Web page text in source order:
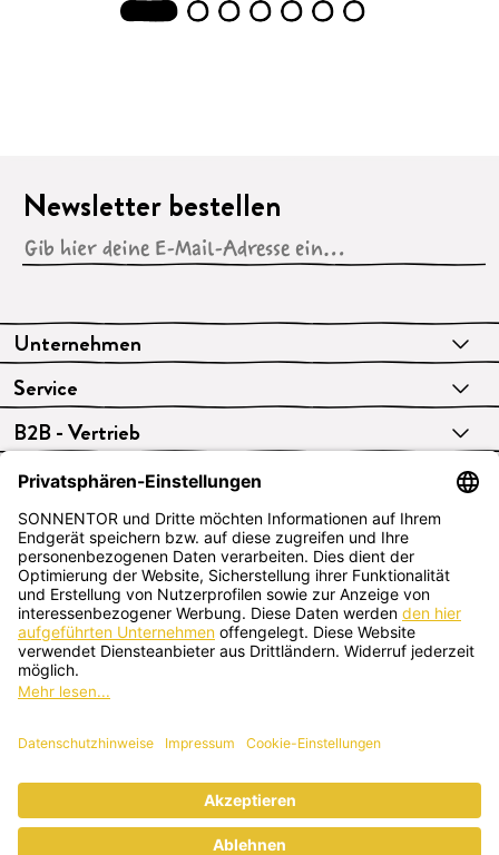
2 3 4 5 6 7
Unternehmen
Service
B2B - Vertrieb
Newsletter bestellen
Deutsch
SONNENTOR Kräuterhandels GMBH
Sprögnitz 10, 3913 Sprögnitz, Österreich
deine Fragen